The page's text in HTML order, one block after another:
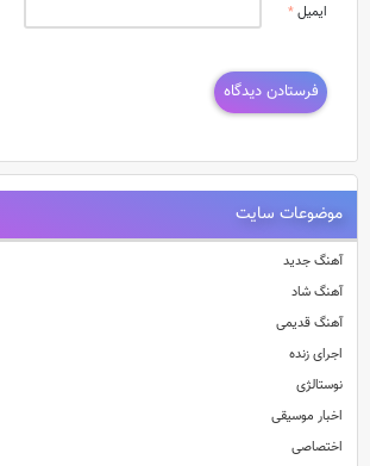
ایمیل*
موضوعات سایت
آهنگ جدید
آهنگ شاد
آهنگ قدیمی
اجرای زنده
نوستالژی
اخبار موسیقی
اختصاصی